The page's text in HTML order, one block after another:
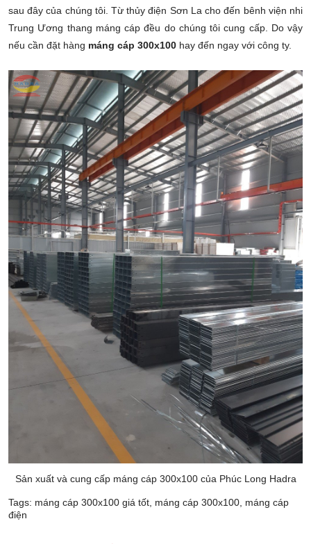
sau đây của chúng tôi. Từ thủy điện Sơn La cho đến bênh viện nhi
Trung Ương thang máng cáp đều do chúng tôi cung cấp. Do vậy
nếu cần đặt hàng máng cáp 300x100 hay đến ngay với công ty.
Sản xuất và cung cấp máng cáp 300x100 của Phúc Long Hadra
Tags: máng cáp 300x100 giá tốt máng cáp 300x100 máng cáp
điện